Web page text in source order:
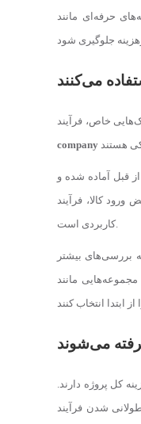
می‌کنند
خاص، فرآیند
company
قبل آماده شده و
کاربردی است.
بررسی‌های بیشتر
می‌شوند
کل پروژه دارند.